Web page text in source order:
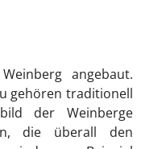
angebaut.
gehören traditionell
der Weinberge
die überall den